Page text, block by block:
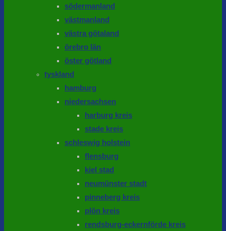
södermanland
västmanland
västra götaland
örebro län
öster götland
tyskland
hamburg
niedersachsen
harburg kreis
stade kreis
schleswig holstein
flensburg
kiel stad
neumünster stadt
pinneberg kreis
plön kreis
rendsburg-eckernförde kreis